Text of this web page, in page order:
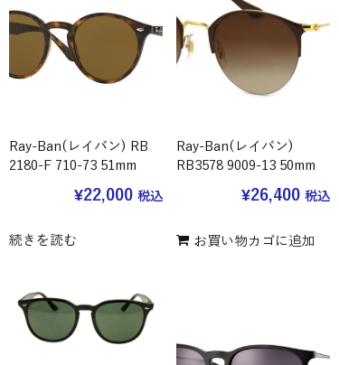
Ray-Ban(レイバン) RB
2180-F 710-73 51mm
¥22,000 税込
続きを読む
Ray-Ban(レイバン)
RB3578 9009-13 50mm
¥26,400 税込
お買い物カゴに追加